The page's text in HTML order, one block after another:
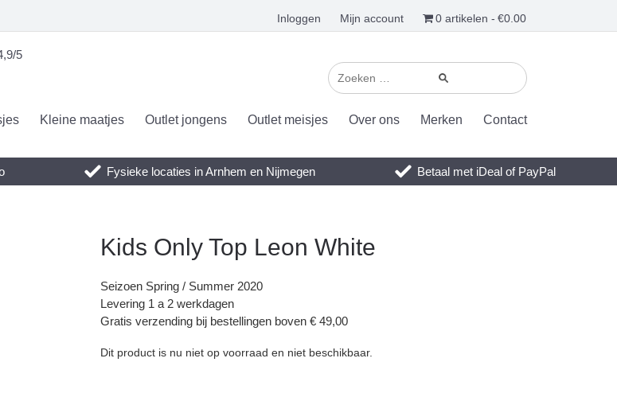
Inloggen Mijn account 0 artikelen €0.00
5
Kleine maatjes Outlet jongens Outlet meisjes Over ons Merken Contact
Fysieke locaties in Arnhem en Nijmegen Betaal met iDeal of PayPal
Kids Only Top Leon White
Seizoen Spring / Summer 2020
Levering 1 a 2 werkdagen
Gratis verzending bij bestellingen boven € 49,00
Dit product is nu niet op voorraad en niet beschikbaar.